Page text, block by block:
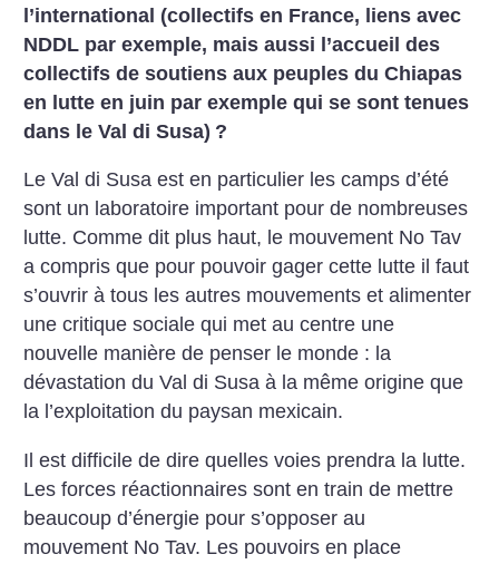
l’international (collectifs en France, liens avec
NDDL par exemple, mais aussi l’accueil des
collectifs de soutiens aux peuples du Chiapas
en lutte en juin par exemple qui se sont tenues
dans le Val di Susa) ?
Le Val di Susa est en particulier les camps d’été
sont un laboratoire important pour de nombreuses
lutte. Comme dit plus haut, le mouvement No Tav
a compris que pour pouvoir gager cette lutte il faut
s’ouvrir à tous les autres mouvements et alimenter
une critique sociale qui met au centre une
nouvelle manière de penser le monde : la
dévastation du Val di Susa à la même origine que
la l’exploitation du paysan mexicain.
Il est difficile de dire quelles voies prendra la lutte.
Les forces réactionnaires sont en train de mettre
beaucoup d’énergie pour s’opposer au
mouvement No Tav. Les pouvoirs en place